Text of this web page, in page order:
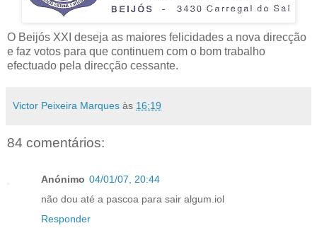
O Beijós XXI deseja as maiores felicidades a nova direcção
e faz votos para que continuem com o bom trabalho
efectuado pela direcção cessante.
Victor Peixeira Marques às 16:19
84 comentários:
Anónimo 04/01/07, 20:44
não dou até a pascoa para sair algum.iol
Responder